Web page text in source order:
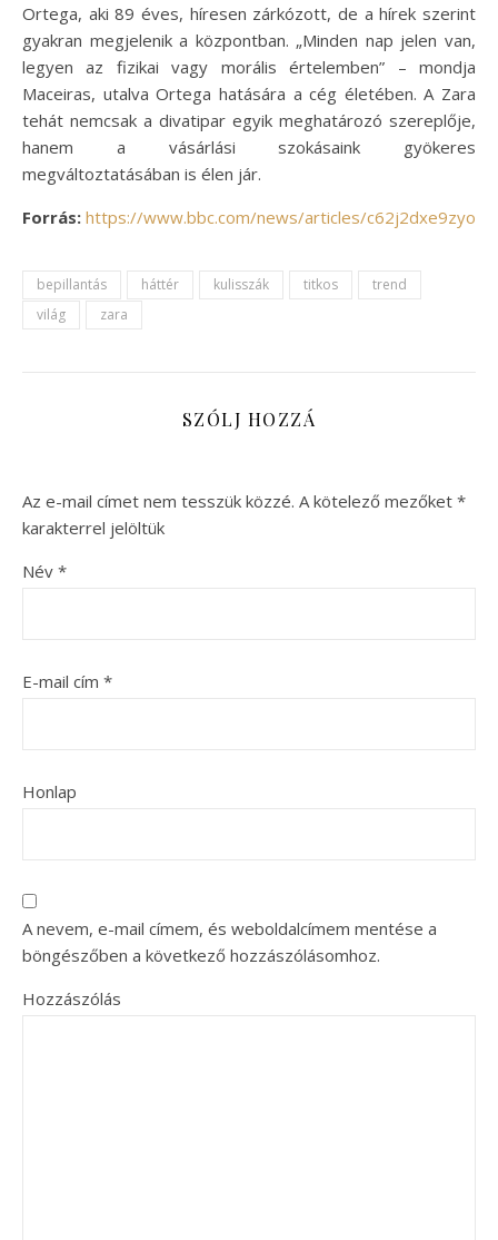
Ortega, aki 89 éves, híresen zárkózott, de a hírek szerint
gyakran megjelenik a központban. „Minden nap jelen van,
legyen az fizikai vagy morális értelemben” – mondja
Maceiras, utalva Ortega hatására a cég életében. A Zara
tehát nemcsak a divatipar egyik meghatározó szereplője,
hanem a vásárlási szokásaink gyökeres
megváltoztatásában is élen jár.
Forrás: https://www.bbc.com/news/articles/c62j2dxe9zyo
bepillantás háttér kulisszák titkos
trend
világ
zara
SZÓLJ HOZZÁ
Az e-mail címet nem tesszük közzé. A kötelező mezőket *
karakterrel jelöltük
Név *
E-mail cím *
Honlap
A nevem, e-mail címem, és weboldalcímem mentése a
böngészőben a következő hozzászólásomhoz.
Hozzászólás